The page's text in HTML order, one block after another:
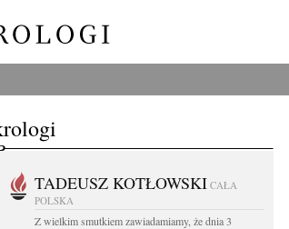
TADEUSZ KOTŁOWSKI CAŁA
POLSKA
Z wielkim smutkiem zawiadamiamy, że dnia 3